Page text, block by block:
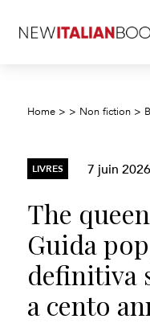
Home > > Non fiction >
LIVRES 7 juin 2026
The
Guida
definitiva
a cento